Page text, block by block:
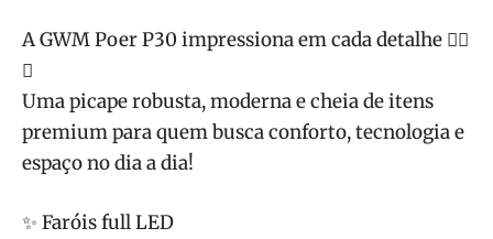
A GWM Poer P30 impressiona em cada detalhe 😮‍💨
💥
Uma picape robusta, moderna e cheia de itens
premium para quem busca conforto, tecnologia e
espaço no dia a dia!
✨ Faróis full LED